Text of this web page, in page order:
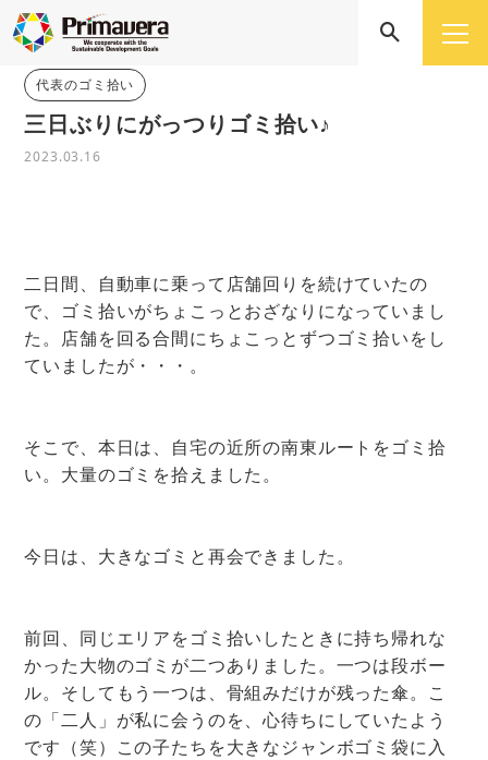
代表のゴミ拾い
三日ぶりにがっつりゴミ拾い♪
2023.03.16
二日間、自動車に乗って店舗回りを続けていたの
で、ゴミ拾いがちょこっとおざなりになっていまし
た。店舗を回る合間にちょこっとずつゴミ拾いをし
ていましたが・・・。
そこで、本日は、自宅の近所の南東ルートをゴミ拾
い。大量のゴミを拾えました。
今日は、大きなゴミと再会できました。
前回、同じエリアをゴミ拾いしたときに持ち帰れな
かった大物のゴミが二つありました。一つは段ボー
ル。そしてもう一つは、骨組みだけが残った傘。こ
の「二人」が私に会うのを、心待ちにしていたよう
です（笑）この子たちを大きなジャンボゴミ袋に入